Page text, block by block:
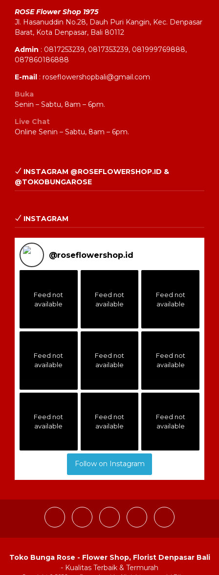
ROSE Flower Shop 1975
Jl. Hasanuddin No.28, Dauh Puri Kangin, Kec. Denpasar
Barat, Kota Denpasar, Bali 80112
Admin : 0817253239, 0817353239, 081999769888,
087860186888
E-mail : roseflowershopbali@gmail.com
Buka
Senin – Sabtu, 8am – 6pm.
Live Chat
Online Senin – Sabtu, 8am – 6pm.
INSTAGRAM @ROSEFLOWERSHOP.ID &
@TOKOBUNGAROSE
INSTAGRAM
@roseflowershop.id
Feed not
available
Feed not
available
Feed not
available
Feed not
available
Feed not
available
Feed not
available
Feed not
available
Feed not
available
Feed not
available
Follow on Instagram
Toko Bunga Rose - Flower Shop, Florist Denpasar Bali
- Kualitas Terbaik & Termurah